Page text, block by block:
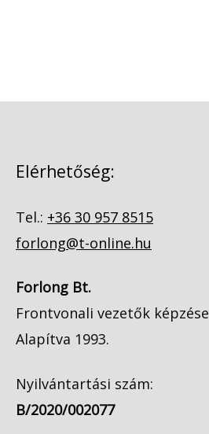
Elérhetőség:
Tel.: +36 30 957 8515
forlong@t-online.hu
Forlong Bt.
Frontvonali vezetők képzése
Alapítva 1993.
Nyilvántartási szám:
B/2020/002077